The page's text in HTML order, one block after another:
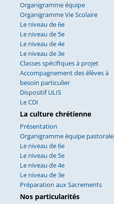
Organigramme équipe
Organigramme Vie Scolaire
Le niveau de 6e
Le niveau de 5e
Le niveau de 4e
Le niveau de 3e
Classes spécifiques à projet
Accompagnement des élèves à
besoin particulier
Dispositif ULIS
Le CDI
La culture chrétienne
Présentation
Organigramme équipe pastorale
Le niveau de 6e
Le niveau de 5e
Le niveau de 4e
Le niveau de 3e
Préparation aux Sacrements
Nos particularités